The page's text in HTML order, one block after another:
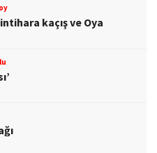
kaçış ve Oya